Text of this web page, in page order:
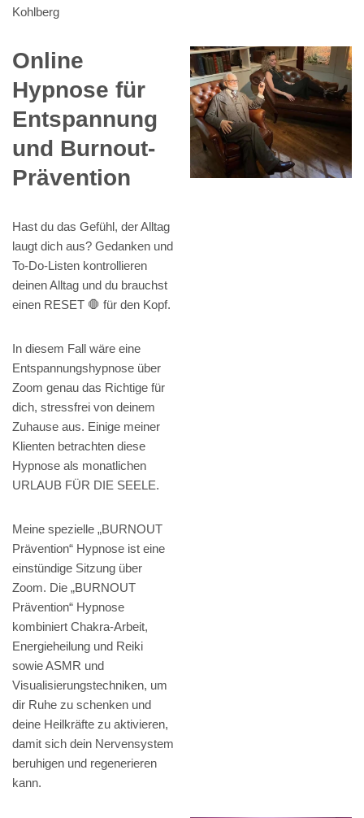
Kohlberg
Online
Hypnose für
Entspannung
und Burnout-
Prävention
Hast du das Gefühl, der Alltag
laugt dich aus? Gedanken und
To-Do-Listen kontrollieren
deinen Alltag und du brauchst
einen RESET 🛑 für den Kopf.
In diesem Fall wäre eine
Entspannungshypnose über
Zoom genau das Richtige für
dich, stressfrei von deinem
Zuhause aus. Einige meiner
Klienten betrachten diese
Hypnose als monatlichen
URLAUB FÜR DIE SEELE.
Meine spezielle „BURNOUT
Prävention“ Hypnose ist eine
einstündige Sitzung über
Zoom. Die „BURNOUT
Prävention“ Hypnose
kombiniert Chakra-Arbeit,
Energieheilung und Reiki
sowie ASMR und
Visualisierungstechniken, um
dir Ruhe zu schenken und
deine Heilkräfte zu aktivieren,
damit sich dein Nervensystem
beruhigen und regenerieren
kann.